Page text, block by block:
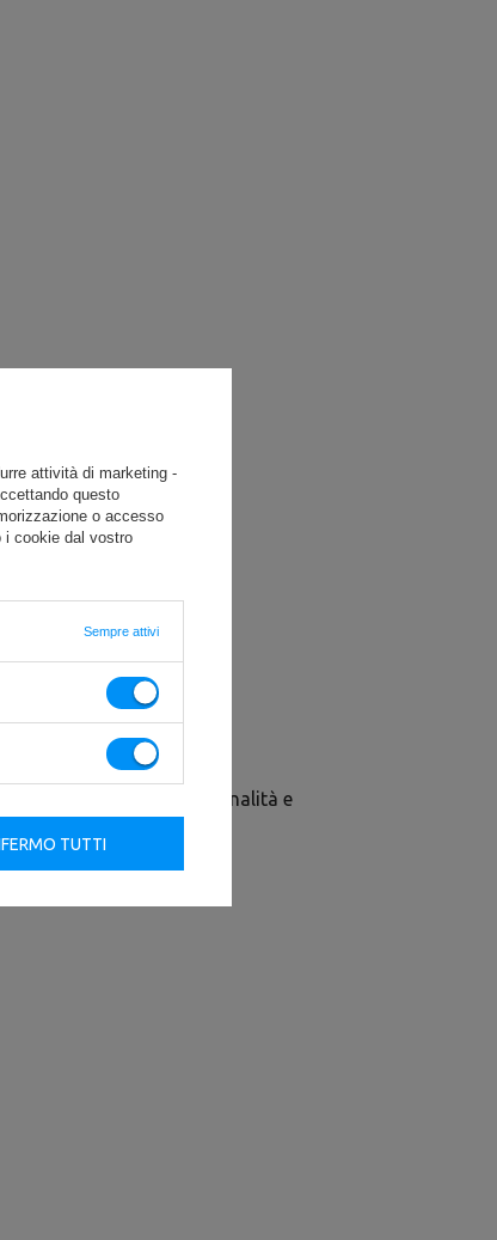
significa versatilità, funzionalità e
attività di marketing -
questo
o accesso
i cookie dal vostro
Sempre attivi
TUTTI